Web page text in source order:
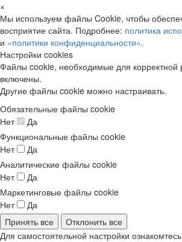
×
Мы используем файлы Cookie, чтобы
восприятие сайта. Подробнее: политика
и «политики конфиденциальности».
Настройки cookies
Файлы cookie, необходимые для корректной
включены.
Другие файлы cookie можно настраивать.
Обязательные файлы cookie
Нет
Да
Функциональные файлы cookie
Нет
Да
Аналитические файлы cookie
Нет
Да
Маркетинговые файлы cookie
Нет
Да
Принять все
Отклонить все
Для самостоятельной настройки